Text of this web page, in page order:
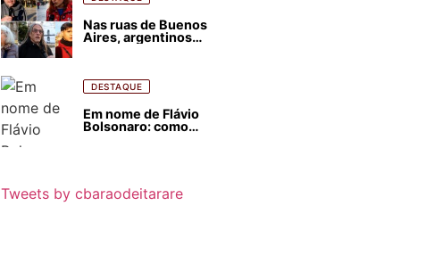
Nas ruas de Buenos
Aires, argentinos
DESTAQUE
Em nome de Flávio
Bolsonaro: como
Tweets by cbaraodeitarare